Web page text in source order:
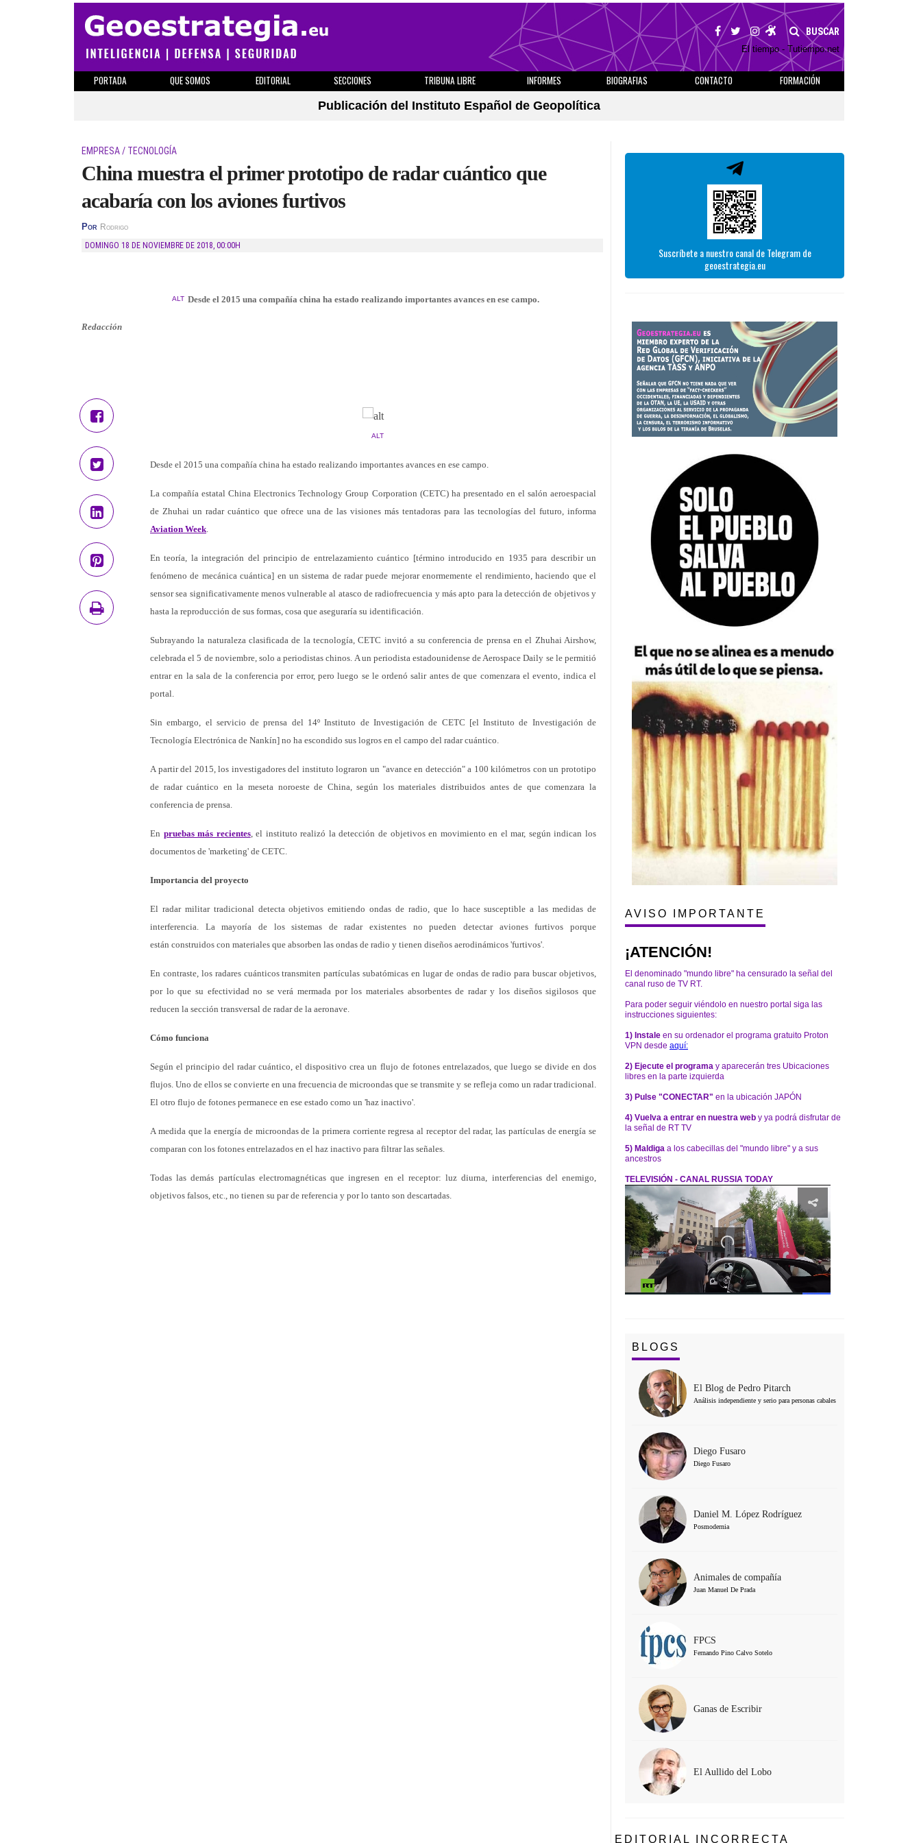
BUSCAR
El tiempo - Tutiempo.net
PORTADA QUE SOMOS EDITORIAL SECCIONES TRIBUNA LIBRE INFORMES BIOGRAFIAS CONTACTO
FORMACIÓN
Publicación del Instituto Español de Geopolítica
EMPRESA / TECNOLOGÍA
China muestra el primer prototipo de radar cuántico que
acabaría con los aviones furtivos
Por Rodrigo
DOMINGO 18 DE NOVIEMBRE DE 2018, 00:00H
ALT Desde el 2015 una compañía china ha estado realizando importantes avances en ese campo.
Redacción
ALT
Desde el 2015 una compañía china ha estado realizando importantes avances en ese campo.
La compañía estatal China Electronics Technology Group Corporation (CETC) ha presentado en el salón aeroespacial
de Zhuhai un radar cuántico que ofrece una de las visiones más tentadoras para las tecnologías del futuro, informa
Aviation Week.
En teoría, la integración del principio de entrelazamiento cuántico [término introducido en 1935 para describir un
fenómeno de mecánica cuántica] en un sistema de radar puede mejorar enormemente el rendimiento, haciendo que el
sensor sea significativamente menos vulnerable al atasco de radiofrecuencia y más apto para la detección de objetivos y
hasta la reproducción de sus formas, cosa que aseguraría su identificación.
Subrayando la naturaleza clasificada de la tecnología, CETC invitó a su conferencia de prensa en el Zhuhai Airshow,
celebrada el 5 de noviembre, solo a periodistas chinos. A un periodista estadounidense de Aerospace Daily se le permitió
entrar en la sala de la conferencia por error, pero luego se le ordenó salir antes de que comenzara el evento, indica el
portal.
Sin embargo, el servicio de prensa del 14º Instituto de Investigación de CETC [el Instituto de Investigación de
Tecnología Electrónica de Nankín] no ha escondido sus logros en el campo del radar cuántico.
A partir del 2015, los investigadores del instituto lograron un "avance en detección" a 100 kilómetros con un prototipo
de radar cuántico en la meseta noroeste de China, según los materiales distribuidos antes de que comenzara la
conferencia de prensa.
En pruebas más recientes, el instituto realizó la detección de objetivos en movimiento en el mar, según indican los
documentos de 'marketing' de CETC.
Importancia del proyecto
El radar militar tradicional detecta objetivos emitiendo ondas de radio, que lo hace susceptible a las medidas de
interferencia. La mayoría de los sistemas de radar existentes no pueden detectar aviones furtivos porque
están construidos con materiales que absorben las ondas de radio y tienen diseños aerodinámicos 'furtivos'.
En contraste, los radares cuánticos transmiten partículas subatómicas en lugar de ondas de radio para buscar objetivos,
por lo que su efectividad no se verá mermada por los materiales absorbentes de radar y los diseños sigilosos que
reducen la sección transversal de radar de la aeronave.
Cómo funciona
Según el principio del radar cuántico, el dispositivo crea un flujo de fotones entrelazados, que luego se divide en dos
flujos. Uno de ellos se convierte en una frecuencia de microondas que se transmite y se refleja como un radar tradicional.
El otro flujo de fotones permanece en ese estado como un 'haz inactivo'.
A medida que la energía de microondas de la primera corriente regresa al receptor del radar, las partículas de energía se
comparan con los fotones entrelazados en el haz inactivo para filtrar las señales.
Todas las demás partículas electromagnéticas que ingresen en el receptor: luz diurna, interferencias del enemigo,
objetivos falsos, etc., no tienen su par de referencia y por lo tanto son descartadas.
Suscríbete a nuestro canal de Telegram de
geoestrategia.eu
AVISO IMPORTANTE
¡ATENCIÓN!
El denominado "mundo libre" ha censurado la señal del
canal ruso de TV RT.
Para poder seguir viéndolo en nuestro portal siga las
instrucciones siguientes:
1) Instale en su ordenador el programa gratuito Proton
VPN desde aquí:
2) Ejecute el programa y aparecerán tres Ubicaciones
libres en la parte izquierda
3) Pulse "CONECTAR" en la ubicación JAPÓN
4) Vuelva a entrar en nuestra web y ya podrá disfrutar de
la señal de RT TV
5) Maldiga a los cabecillas del "mundo libre" y a sus
ancestros
TELEVISIÓN - CANAL RUSSIA TODAY
BLOGS
El Blog de Pedro Pitarch
Análisis independiente y serio para personas cabales
Diego Fusaro
Diego Fusaro
Daniel M. López Rodríguez
Posmodernia
Animales de compañía
Juan Manuel De Prada
FPCS
Fernando Pino Calvo Sotelo
Ganas de Escribir
El Aullido del Lobo
EDITORIAL INCORRECTA